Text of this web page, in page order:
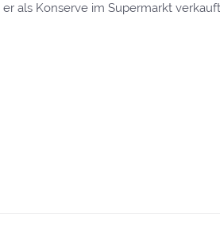
als Konserve im Supermarkt